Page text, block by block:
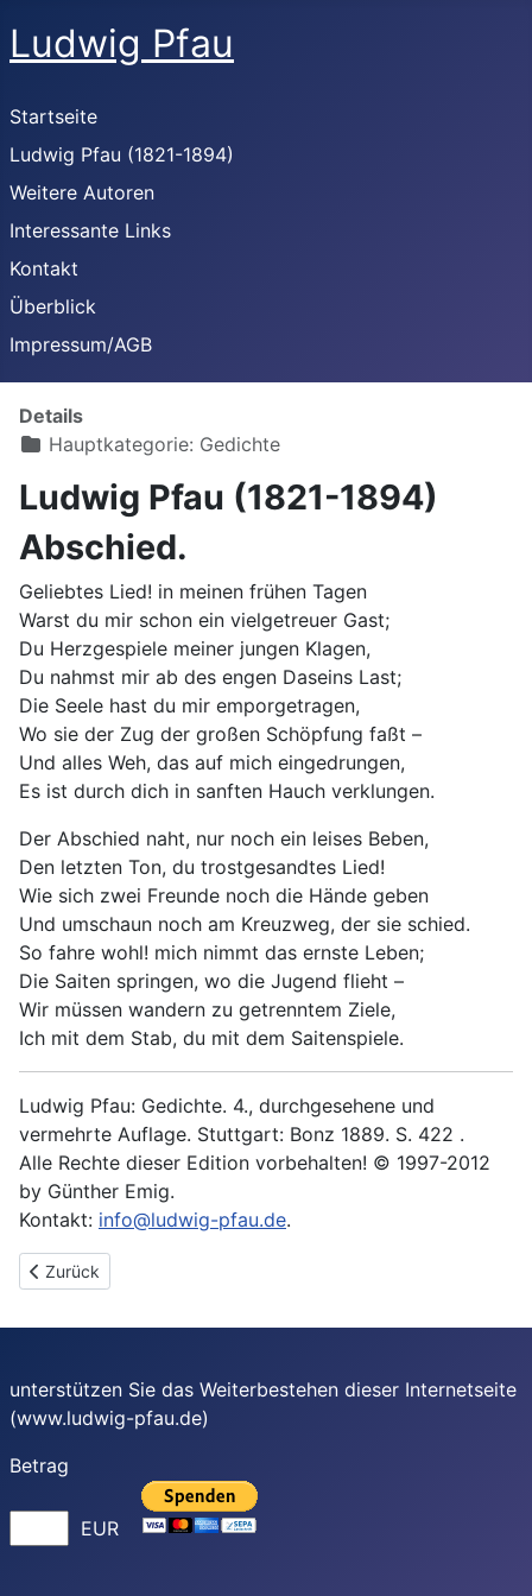
Ludwig Pfau
Startseite
Ludwig Pfau (1821-1894)
Weitere Autoren
Interessante Links
Kontakt
Überblick
Impressum/AGB
Details
Hauptkategorie: Gedichte
Ludwig Pfau (1821-1894)
Abschied.
Geliebtes Lied! in meinen frühen Tagen
Warst du mir schon ein vielgetreuer Gast;
Du Herzgespiele meiner jungen Klagen,
Du nahmst mir ab des engen Daseins Last;
Die Seele hast du mir emporgetragen,
Wo sie der Zug der großen Schöpfung faßt –
Und alles Weh, das auf mich eingedrungen,
Es ist durch dich in sanften Hauch verklungen.
Der Abschied naht, nur noch ein leises Beben,
Den letzten Ton, du trostgesandtes Lied!
Wie sich zwei Freunde noch die Hände geben
Und umschaun noch am Kreuzweg, der sie schied.
So fahre wohl! mich nimmt das ernste Leben;
Die Saiten springen, wo die Jugend flieht –
Wir müssen wandern zu getrenntem Ziele,
Ich mit dem Stab, du mit dem Saitenspiele.
Ludwig Pfau: Gedichte. 4., durchgesehene und
vermehrte Auflage. Stuttgart: Bonz 1889. S. 422 .
Alle Rechte dieser Edition vorbehalten! © 1997-2012
by Günther Emig.
Kontakt: info@ludwig-pfau.de.
Vorheriger Beitrag: Letzter Versuch
Zurück
unterstützen Sie das Weiterbestehen dieser Internetseite
(www.ludwig-pfau.de)
Betrag
EUR